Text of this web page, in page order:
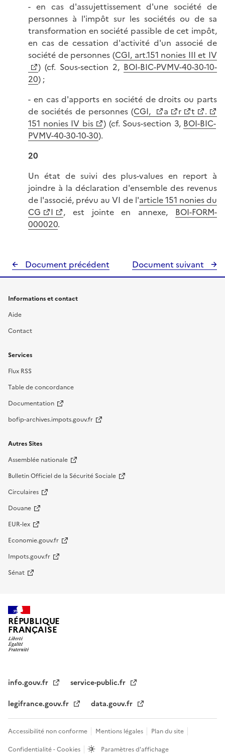
- en cas d'assujettissement d'une société de
personnes à l'impôt sur les sociétés ou de sa
transformation en société passible de cet impôt,
en cas de cessation d'activité d'un associé de
société de personnes (CGI, art.151 nonies III et IV
) (cf. Sous-section 2, BOI-BIC-PVMV-40-30-10-
20) ;
- en cas d'apports en société de droits ou parts
de sociétés de personnes (CGI, a r t
.
151 nonies IV bis
) (cf. Sous-section 3, BOI-BIC-
PVMV-40-30-10-30).
20
Un état de suivi des plus-values en report à
joindre à la déclaration d'ensemble des revenus
de l'associé, prévu au VI de l'article 151 nonies du
CG
I , est jointe en annexe, BOI-FORM-
000020.
Document précédent Document suivant
Informations et contact
Aide
Contact
Services
Flux RSS
Table de concordance
Documentation
bofip-archives.impots.gouv.fr
Autres Sites
Assemblée nationale
Bulletin Officiel de la Sécurité Sociale
Circulaires
Douane
EUR-lex
Economie.gouv.fr
Impots.gouv.fr
Sénat
RÉPUBLIQUE
FRANÇAISE
info.gouv.fr
service-public.fr
legifrance.gouv.fr
data.gouv.fr
Accessibilité non conforme Mentions légales
Plan du site
Confidentialité - Cookies
Paramètres d'affichage